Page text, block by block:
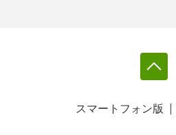
スマートフォン版